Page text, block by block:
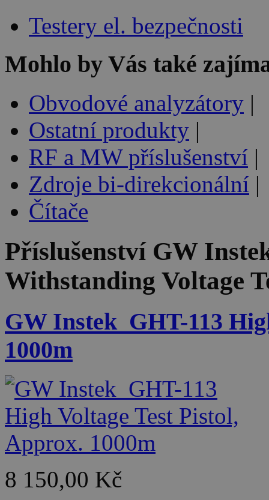
Testery el. bezpečnosti
Mohlo by Vás také
Obvodové analyzátory |
Ostatní produkty |
RF a MW příslušenství |
Zdroje bi-direkcionální |
Čítače
Příslušenství GW
Withstanding Voltage
GW Instek_GHT-113
1000m
8 150,00 Kč